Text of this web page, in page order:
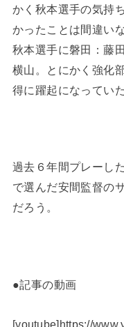
かく秋本選手の気持
かったことは間違い
秋本選手に磐田：藤
横山。とにかく強化
得に躍起になってい
過去６年間プレーし
で選んだ安間監督の
だろう。
●記事の動画
[youtube]https://